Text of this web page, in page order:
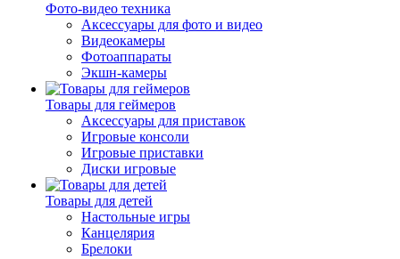
Фото-видео техника
Аксессуары для фото и видео
Видеокамеры
Фотоаппараты
Экшн-камеры
Товары для геймеров
Аксессуары для приставок
Игровые консоли
Игровые приставки
Диски игровые
Товары для детей
Настольные игры
Канцелярия
Брелоки